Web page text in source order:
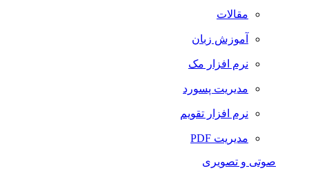
مقالات
آموزش زبان
نرم افزار مک
مدیریت پسورد
نرم افزار تقویم
مدیریت PDF
صوتی و تصویری